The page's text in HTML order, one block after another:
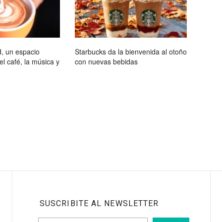
un espacio
café, la música y
Starbucks da la bienvenida al otoño
con nuevas bebidas
SUSCRIBITE AL NEWSLETTER